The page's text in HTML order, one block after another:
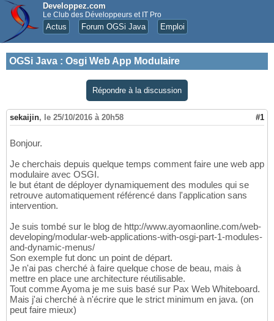
Developpez.com
Le Club des Développeurs et IT Pro
Actus Forum OGSi Java Emploi
OGSi Java : Osgi Web App Modulaire
Répondre à la discussion
sekaijin, le 25/10/2016 à 20h58 #1
Bonjour.
Je cherchais depuis quelque temps comment faire une web app
modulaire avec OSGI.
le but étant de déployer dynamiquement des modules qui se
retrouve automatiquement référencé dans l'application sans
intervention.
Je suis tombé sur le blog de http://www.ayomaonline.com/web-
developing/modular-web-applications-with-osgi-part-1-modules-
and-dynamic-menus/
Son exemple fut donc un point de départ.
Je n'ai pas cherché à faire quelque chose de beau, mais à
mettre en place une architecture réutilisable.
Tout comme Ayoma je me suis basé sur Pax Web Whiteboard.
Mais j'ai cherché à n'écrire que le strict minimum en java. (on
peut faire mieux)